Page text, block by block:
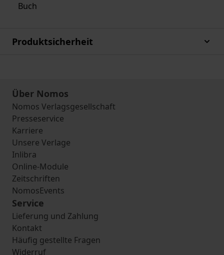
Buch
Produktsicherheit
Über Nomos
Nomos Verlagsgesellschaft
Presseservice
Karriere
Unsere Verlage
Inlibra
Online-Module
Zeitschriften
NomosEvents
Service
Lieferung und Zahlung
Kontakt
Häufig gestellte Fragen
Widerruf